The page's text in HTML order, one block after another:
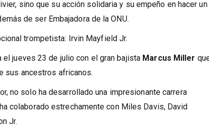
vocalista, con tres premios Grammys, y como actriz
sino que su acción solidaria y su empeño en hacer un
de ser Embajadora de la ONU.
trompetista: Irvin Mayfield Jr.
jueves 23 de julio con el gran bajista
sus ancestros africanos.
no solo ha desarrollado una impresionante carrera
colaborado estrechamente con Miles Davis, David